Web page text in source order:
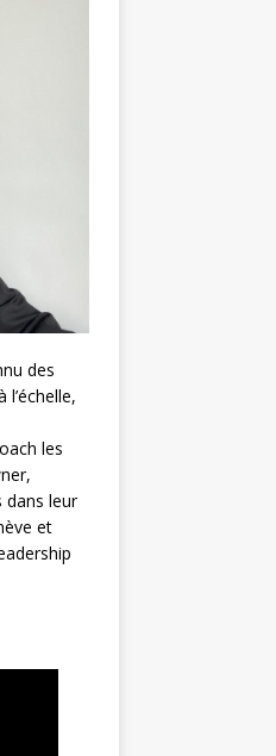
des
l’échelle,
les
,
dans leur
et